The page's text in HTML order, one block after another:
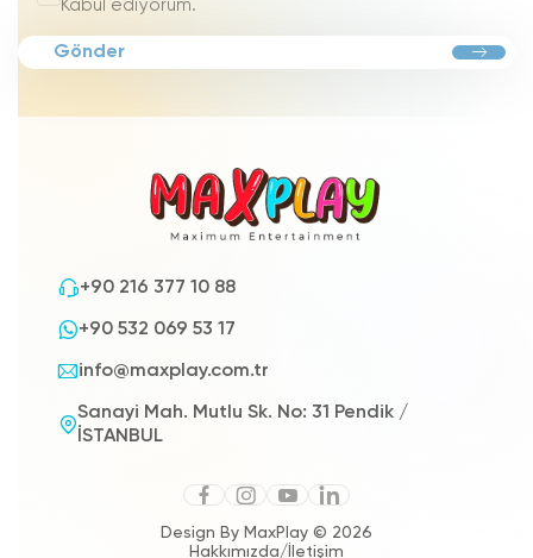
+90 216 377 10 88
+90 532 069 53 17
info@maxplay.com.tr
Sanayi Mah. Mutlu Sk. No: 31 Pendik /
İSTANBUL
Design By MaxPlay © 2026
Hakkımızda/ İletişim
Kabul ediyorum.
Gönder